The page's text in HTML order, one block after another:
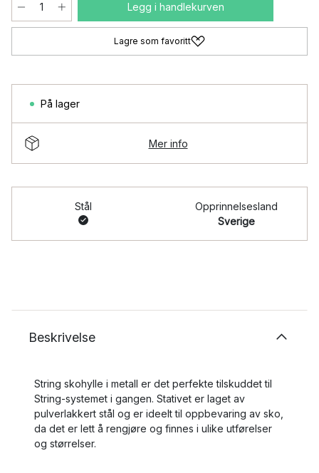
Legg i handlekurven
Lagre som favoritt
På lager
Mer info
Stål
Opprinnelsesland
Sverige
Beskrivelse
String skohylle i metall er det perfekte tilskuddet til
String-systemet i gangen. Stativet er laget av
pulverlakkert stål og er ideelt til oppbevaring av sko,
da det er lett å rengjøre og finnes i ulike utførelser
og størrelser.